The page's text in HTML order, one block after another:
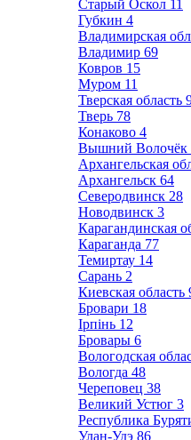
Старый Оскол 11
Губкин 4
Владимирская
Владимир 69
Ковров 15
Муром 11
Тверская область
Тверь 78
Конаково 4
Вышний Волочёк
Архангельская
Архангельск 64
Северодвинск 28
Новодвинск 3
Карагандинская
Караганда 77
Темиртау 14
Сарань 2
Киевская область
Бровари 18
Ірпінь 12
Бровары 6
Вологодская
Вологда 48
Череповец 38
Великий Устюг 3
Республика
Улан-Удэ 86